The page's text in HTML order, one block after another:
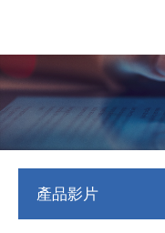
產品影片